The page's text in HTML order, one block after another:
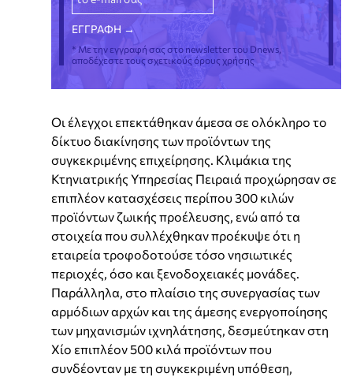
* Με την εγγραφή σας στο newsletter του Dnews,
αποδέχεστε τους σχετικούς όρους χρήσης
Οι έλεγχοι επεκτάθηκαν άμεσα σε ολόκληρο το
δίκτυο διακίνησης των προϊόντων της
συγκεκριμένης επιχείρησης. Κλιμάκια της
Κτηνιατρικής Υπηρεσίας Πειραιά προχώρησαν σε
επιπλέον κατασχέσεις περίπου 300 κιλών
προϊόντων ζωικής προέλευσης, ενώ από τα
στοιχεία που συλλέχθηκαν προέκυψε ότι η
εταιρεία τροφοδοτούσε τόσο νησιωτικές
περιοχές, όσο και ξενοδοχειακές μονάδες.
Παράλληλα, στο πλαίσιο της συνεργασίας των
αρμόδιων αρχών και της άμεσης ενεργοποίησης
των μηχανισμών ιχνηλάτησης, δεσμεύτηκαν στη
Χίο επιπλέον 500 κιλά προϊόντων που
συνδέονταν με τη συγκεκριμένη υπόθεση,